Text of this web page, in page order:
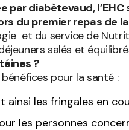
par diabètevaud,
du premier repas de
et du service de
salés et
?
pour la santé :
les fringales en
les personnes